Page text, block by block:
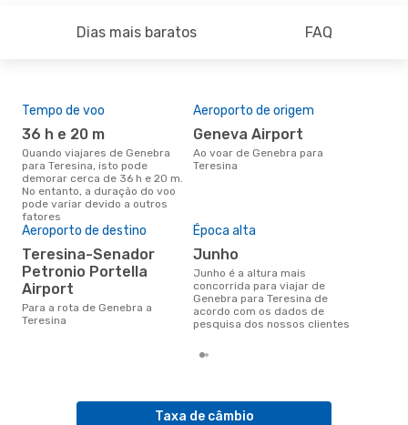
Dias mais baratos FAQ
Tempo de voo
36 h e 20 m
Quando viajares de Genebra
para Teresina, isto pode
demorar cerca de 36 h e 20 m.
No entanto, a duração do voo
pode variar devido a outros
fatores
Aeroporto de origem
Geneva Airport
Ao voar de Genebra para
Teresina
Aeroporto de destino
Teresina-Senador
Petronio Portella
Airport
Para a rota de Genebra a
Teresina
Época alta
junho
junho é a altura mais
concorrida para viajar de
Genebra para Teresina de
acordo com os dados de
pesquisa dos nossos clientes
Taxa de câmbio